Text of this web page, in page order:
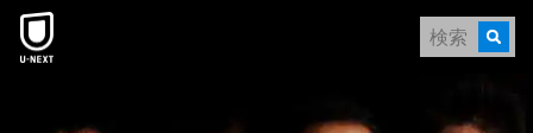
本文へスキップ